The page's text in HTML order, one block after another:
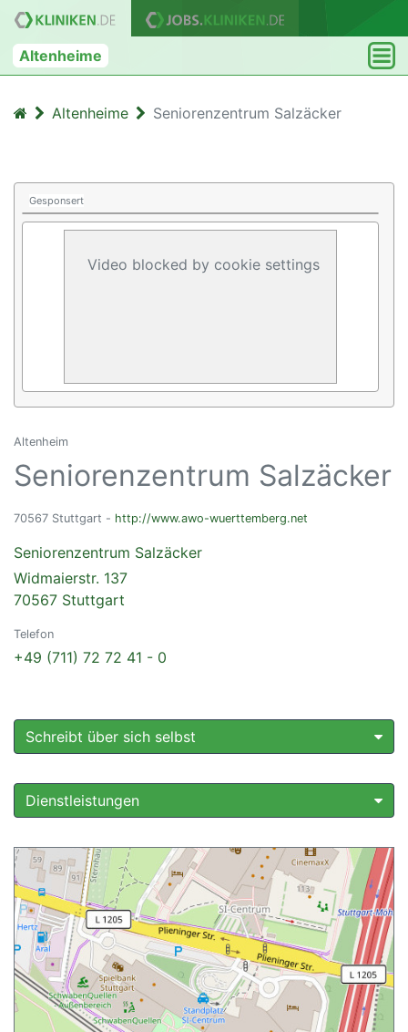
Altenheime
Altenheime Seniorenzentrum Salzäcker
Gesponsert
Video blocked by cookie settings
Altenheim
Seniorenzentrum Salzäcker
70567 Stuttgart - http://www.awo-wuerttemberg.net
Seniorenzentrum Salzäcker
Widmaierstr. 137
70567 Stuttgart
Telefon
+49 (711) 72 72 41 - 0
Schreibt über sich selbst
Dienstleistungen